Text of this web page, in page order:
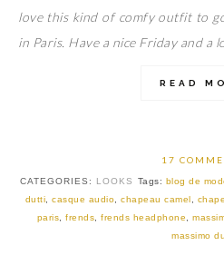
love this kind of comfy outfit to
in Paris. Have a nice Friday and a
READ
17
CATEGORIES: LOOKS Tags: blog de
dutti ,casque audio ,chapeau camel
paris ,frends ,frends headphone ,
massimo